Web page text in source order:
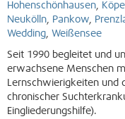
Hohenschönhausen,
Neukölln, Pankow,
Wedding, Weißensee
Seit 1990 begleitet und
erwachsene Menschen
Lernschwierigkeiten und
chronischer
Eingliederungshilfe).